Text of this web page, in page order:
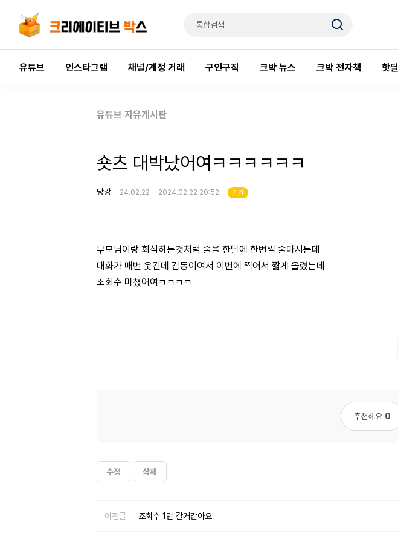
유튜브 인스타그램 채널/계정 거래 구인구직 크박 뉴스 크박 전자책 핫딜
유튜브 자유게시판
숏츠 대박났어여ㅋㅋㅋㅋㅋㅋ
당강 24.02.22 2024.02.22 20:52 인기
부모님이랑 회식하는것처럼 술을 한달에 한번씩 술마시는데
대화가 매번 웃긴데 감동이여서 이번에 찍어서 짧게 올렸는데
조회수 미쳤어여ㅋㅋㅋㅋ
추천해요 0
수정 삭제
이전글 조회수 1만 갈거같아요